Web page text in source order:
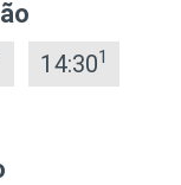
14:301